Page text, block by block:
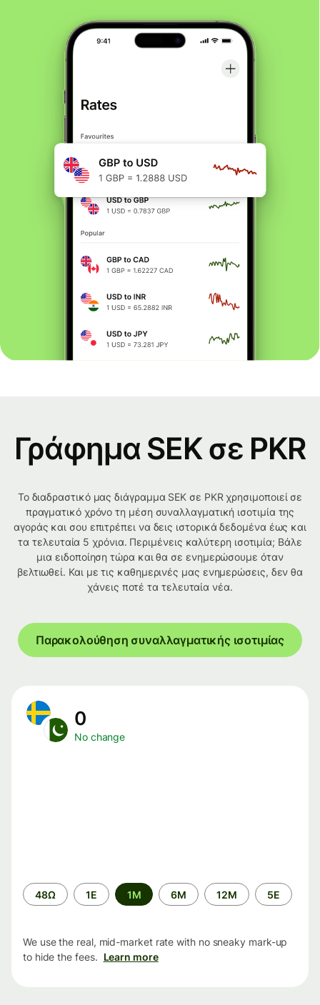
Γράφημα SEK σε PKR
Το διαδραστικό μας διάγραμμα SEK σε PKR χρησιμοποιεί σε
πραγματικό χρόνο τη μέση συναλλαγματική ισοτιμία της
αγοράς και σου επιτρέπει να δεις ιστορικά δεδομένα έως και
τα τελευταία 5 χρόνια. Περιμένεις καλύτερη ισοτιμία; Βάλε
μια ειδοποίηση τώρα και θα σε ενημερώσουμε όταν
βελτιωθεί. Και με τις καθημερινές μας ενημερώσεις, δεν θα
χάνεις ποτέ τα τελευταία νέα.
Παρακολούθηση συναλλαγματικής ισοτιμίας
0
No change
Time
period
48Ω 1Ε 1M 6M 12M 5Ε
We use the real, mid-market rate with no sneaky mark-up
to hide the fees. Learn more